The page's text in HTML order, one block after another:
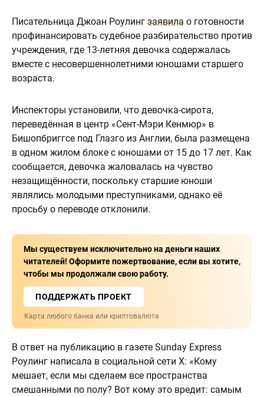
Писательница Джоан Роулинг заявила о готовности
профинансировать судебное разбирательство против
учреждения, где 13-летняя девочка содержалась
вместе с несовершеннолетними юношами старшего
возраста.
Инспекторы установили, что девочка-сирота,
переведённая в центр «Сент-Мэри Кенмюр» в
Бишопбриггсе под Глазго из Англии, была размещена
в одном жилом блоке с юношами от 15 до 17 лет. Как
сообщается, девочка жаловалась на чувство
незащищённости, поскольку старшие юноши
являлись молодыми преступниками, однако её
просьбу о переводе отклонили.
Мы существуем исключительно на деньги наших
читателей! Оформите пожертвование, если вы хотите,
чтобы мы продолжали свою работу.
ПОДДЕРЖАТЬ ПРОЕКТ
Карта любого банка или криптовалюта
В ответ на публикацию в газете Sunday Express
Роулинг написала в социальной сети X: «Кому
мешает, если мы сделаем все пространства
смешанными по полу? Вот кому это вредит: самым